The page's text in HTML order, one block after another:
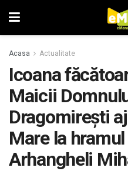
Acasa Actualitate
Icoana
Maicii
Dragomireşti
Mare la
Arhangheli